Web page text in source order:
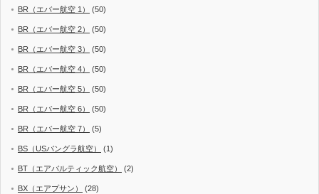
BR（エバー航空 1） (50)
BR（エバー航空 2） (50)
BR（エバー航空 3） (50)
BR（エバー航空 4） (50)
BR（エバー航空 5） (50)
BR（エバー航空 6） (50)
BR（エバー航空 7） (5)
BS（USバングラ航空） (1)
BT（エアバルティック航空） (2)
BX（エアプサン） (28)